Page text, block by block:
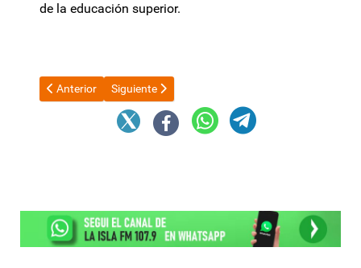
de la educación superior.
Artículo anterior: Las ventas minoristas pyme cayeron 2,2%
Anterior Artículo siguiente: El kirchnerismo plantea ir a
Siguiente